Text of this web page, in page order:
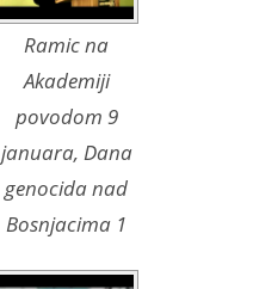
Ramic na
Akademiji
povodom 9
januara, Dana
genocida nad
Bosnjacima 1